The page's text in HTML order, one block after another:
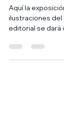
con
Aquí la
editorial se dará